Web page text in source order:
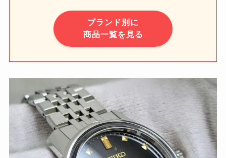
ブランド別に
商品一覧を見る